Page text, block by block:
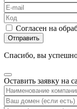
Согласен на
Отправить
Спасибо, вы
Оставить заявку на